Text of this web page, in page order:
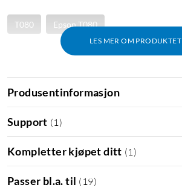
LES MER OM PRODUKTET
T080 Epson T080
Produsentinformasjon
Support (1 )
Kompletter kjøpet ditt (1 )
Passer bl.a. til ( 19)